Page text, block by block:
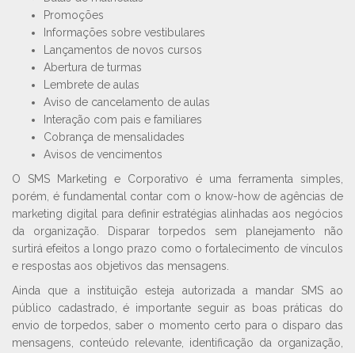
Promoções
Informações sobre vestibulares
Lançamentos de novos cursos
Abertura de turmas
Lembrete de aulas
Aviso de cancelamento de aulas
Interação com pais e familiares
Cobrança de mensalidades
Avisos de vencimentos
O SMS Marketing e Corporativo é uma ferramenta simples,
porém, é fundamental contar com o know-how de agências de
marketing digital para definir estratégias alinhadas aos negócios
da organização. Disparar torpedos sem planejamento não
surtirá efeitos a longo prazo como o fortalecimento de vínculos
e respostas aos objetivos das mensagens.
Ainda que a instituição esteja autorizada a mandar SMS ao
público cadastrado, é importante seguir as boas práticas do
envio de torpedos, saber o momento certo para o disparo das
mensagens, conteúdo relevante, identificação da organização,